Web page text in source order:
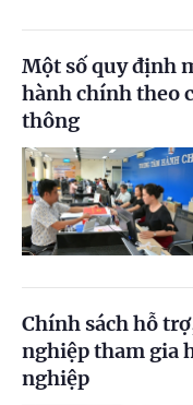
Một số quy định
hành chính theo
thông
Chính sách hỗ
nghiệp tham gia
nghiệp